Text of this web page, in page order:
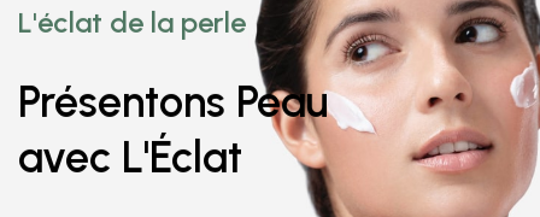
Nouvelle collection
Obtenez la peau
Vous voulez ressentir
L'éclat de la perle
Présentons Peau
avec L'Éclat